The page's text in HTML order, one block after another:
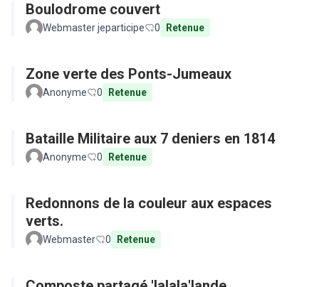
Boulodrome couvert
Webmaster jeparticipe 0 Retenue
Zone verte des Ponts-Jumeaux
Anonyme 0 Retenue
Bataille Militaire aux 7 deniers en 1814
Anonyme 0 Retenue
Redonnons de la couleur aux espaces
verts.
Webmaster 0 Retenue